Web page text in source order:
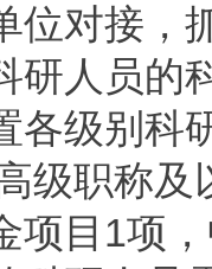
位对接，
研人员的
各级别科
级职称及
项目1项